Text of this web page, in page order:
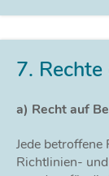
7.
a) Recht auf
Jede betroffene
Richtlinien-